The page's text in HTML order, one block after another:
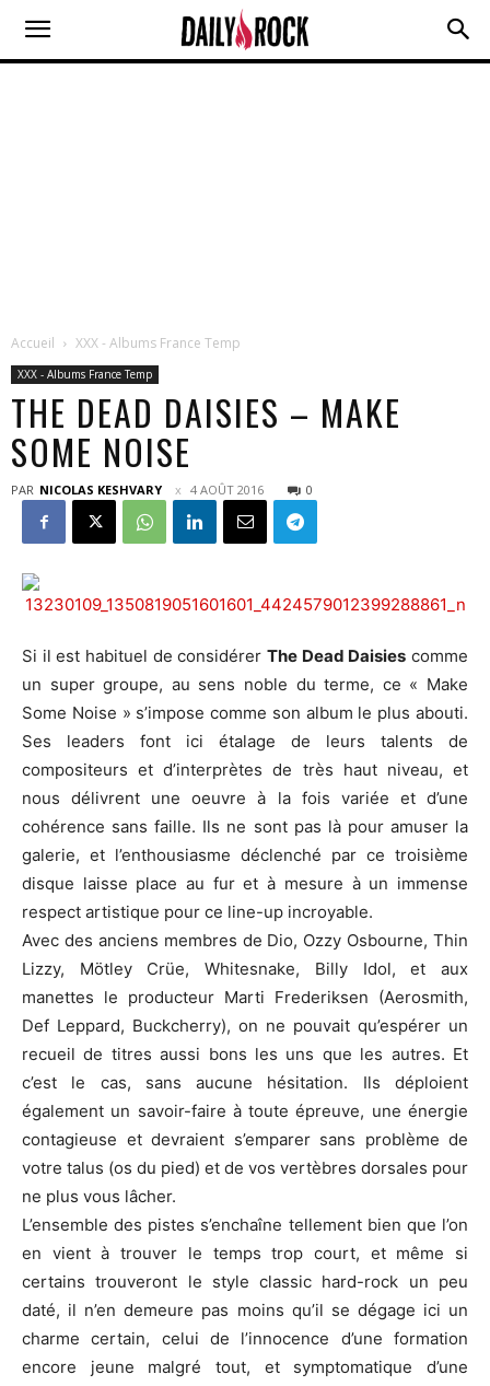
Accueil XXX - Albums France Temp
XXX - Albums France Temp
THE DEAD DAISIES – MAKE
SOME NOISE
PAR NICOLAS KESHVARY 4 AOÛT 2016 0
Si il est habituel de considérer The Dead Daisies comme
un super groupe, au sens noble du terme, ce « Make
Some Noise » s’impose comme son album le plus abouti.
Ses leaders font ici étalage de leurs talents de
compositeurs et d’interprètes de très haut niveau, et
nous délivrent une oeuvre à la fois variée et d’une
cohérence sans faille. Ils ne sont pas là pour amuser la
galerie, et l’enthousiasme déclenché par ce troisième
disque laisse place au fur et à mesure à un immense
respect artistique pour ce line-up incroyable.
Avec des anciens membres de Dio, Ozzy Osbourne, Thin
Lizzy, Mötley Crüe, Whitesnake, Billy Idol, et aux
manettes le producteur Marti Frederiksen (Aerosmith,
Def Leppard, Buckcherry), on ne pouvait qu’espérer un
recueil de titres aussi bons les uns que les autres. Et
c’est le cas, sans aucune hésitation. Ils déploient
également un savoir-faire à toute épreuve, une énergie
contagieuse et devraient s’emparer sans problème de
votre talus (os du pied) et de vos vertèbres dorsales pour
ne plus vous lâcher.
L’ensemble des pistes s’enchaîne tellement bien que l’on
en vient à trouver le temps trop court, et même si
certains trouveront le style classic hard-rock un peu
daté, il n’en demeure pas moins qu’il se dégage ici un
charme certain, celui de l’innocence d’une formation
encore jeune malgré tout, et symptomatique d’une